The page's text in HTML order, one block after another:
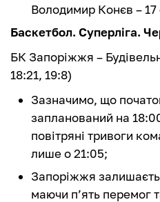
Володимир Конєв – 17
Баскетбол. Суперліга.
БК Запоріжжя –
18:21, 19:8)
Зазначимо, що
запланований на
повітряні тривоги
лише о 21:05;
Запоріжжя
маючи п’ять перемог